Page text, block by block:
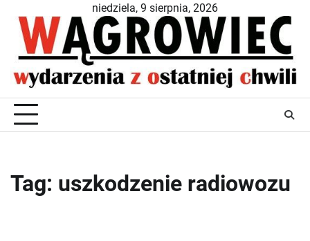
content
niedziela, 9 sierpnia, 2026
Tag: uszkodzenie radiowozu